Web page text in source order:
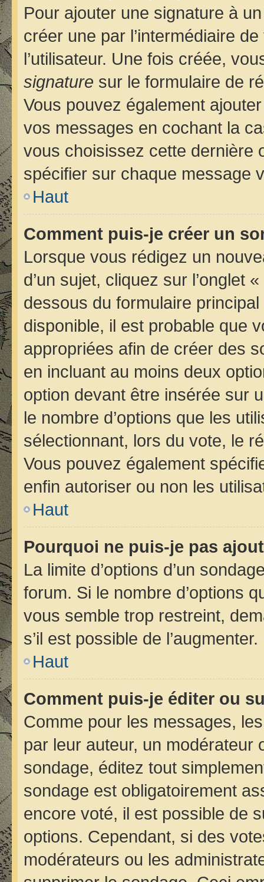
Pour ajouter une signature à
créer une par l’intermédiaire
l’utilisateur. Une fois créée,
signature sur le formulaire de
Vous pouvez également
vos messages en cochant la
vous choisissez cette dernière
spécifier sur chaque message
Haut
Comment puis-je créer un
Lorsque vous rédigez un
d’un sujet, cliquez sur l’onglet
dessous du formulaire
disponible, il est probable que
appropriées afin de créer des
en incluant au moins deux
option devant être insérée sur
le nombre d’options que les
sélectionnant, lors du vote, le
Vous pouvez également
enfin autoriser ou non les
Haut
Pourquoi ne puis-je pas
La limite d’options d’un
forum. Si le nombre d’options
vous semble trop restreint,
s’il est possible de l’augmenter.
Haut
Comment puis-je éditer ou
Comme pour les messages,
par leur auteur, un modérateur
sondage, éditez tout
sondage est obligatoirement
encore voté, il est possible de
options. Cependant, si des
modérateurs ou les